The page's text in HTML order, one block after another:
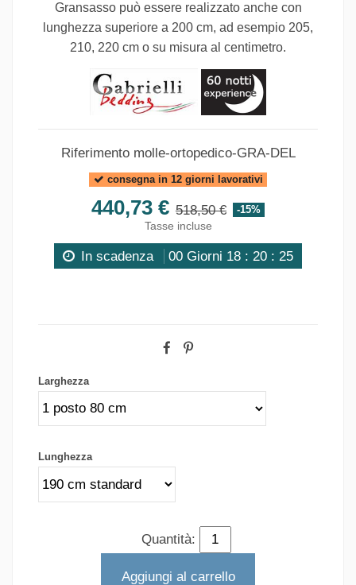
Gransasso può essere realizzato anche con
lunghezza superiore a 200 cm, ad esempio 205,
210, 220 cm o su misura al centimetro.
Riferimento molle-ortopedico-GRA-DEL
consegna in 12 giorni lavorativi
440,73 € 518,50 €
-15%
Tasse incluse
In scadenza 00 Giorni 18 : 20 : 24
Larghezza
Lunghezza
Quantità:
Aggiungi al carrello